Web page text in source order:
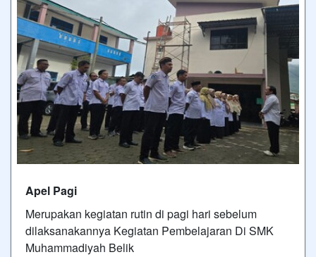
Apel Pagi
Merupakan kegiatan rutin di pagi hari sebelum
dilaksanakannya Kegiatan Pembelajaran Di SMK
Muhammadiyah Belik